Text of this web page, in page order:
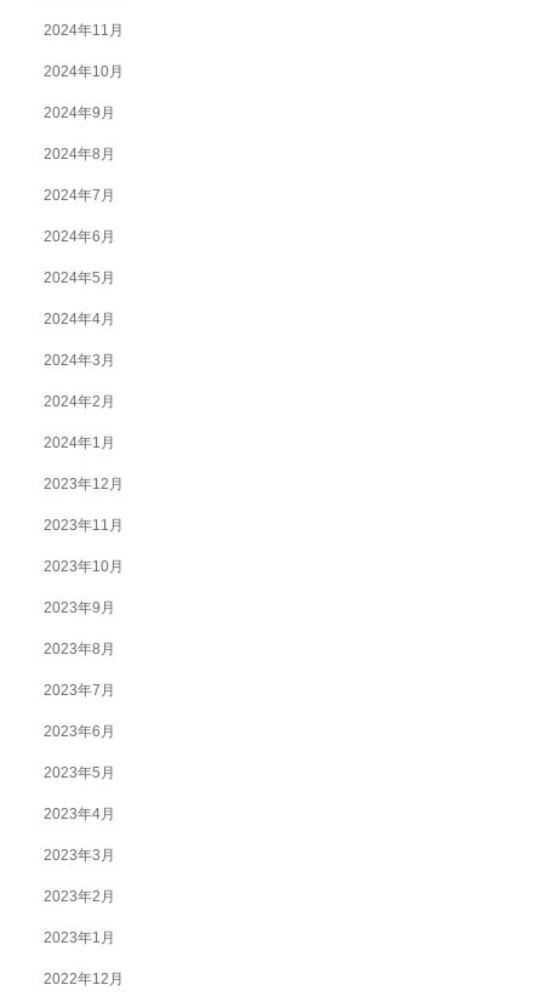
2024年11月
2024年10月
2024年9月
2024年8月
2024年7月
2024年6月
2024年5月
2024年4月
2024年3月
2024年2月
2024年1月
2023年12月
2023年11月
2023年10月
2023年9月
2023年8月
2023年7月
2023年6月
2023年5月
2023年4月
2023年3月
2023年2月
2023年1月
2022年12月